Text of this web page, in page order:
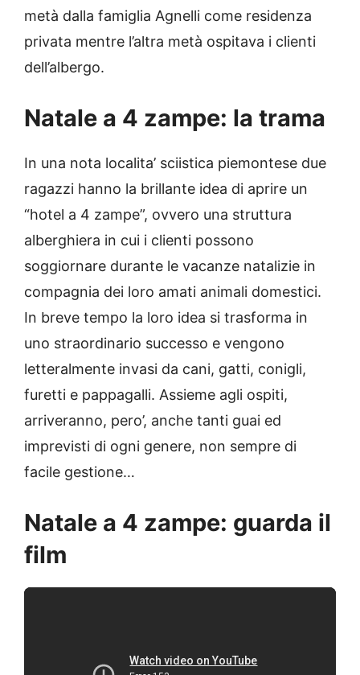
metà dalla famiglia Agnelli come residenza
privata mentre l’altra metà ospitava i clienti
dell’albergo.
Natale a 4 zampe: la trama
In una nota localita’ sciistica piemontese due
ragazzi hanno la brillante idea di aprire un
“hotel a 4 zampe”, ovvero una struttura
alberghiera in cui i clienti possono
soggiornare durante le vacanze natalizie in
compagnia dei loro amati animali domestici.
In breve tempo la loro idea si trasforma in
uno straordinario successo e vengono
letteralmente invasi da cani, gatti, conigli,
furetti e pappagalli. Assieme agli ospiti,
arriveranno, pero’, anche tanti guai ed
imprevisti di ogni genere, non sempre di
facile gestione…
Natale a 4 zampe: guarda il
film